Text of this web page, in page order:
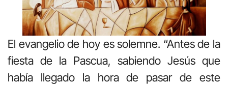
El evangelio de hoy es solemne. “Antes de la
fiesta de la Pascua, sabiendo Jesús que
había llegado la hora de pasar de este